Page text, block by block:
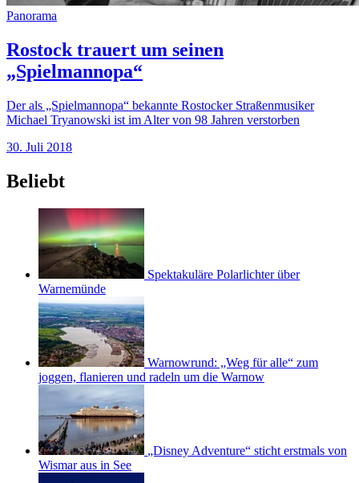
Panorama
Rostock trauert um seinen
„Spielmannopa“
Der als „Spielmannopa“ bekannte Rostocker Straßenmusiker
Michael Tryanowski ist im Alter von 98 Jahren verstorben
30. Juli 2018
Beliebt
Spektakuläre Polarlichter über
Warnemünde
Warnowrund: „Weg für alle“ zum
joggen, flanieren und radeln um die Warnow
„Disney Adventure“ sticht erstmals von
Wismar aus in See